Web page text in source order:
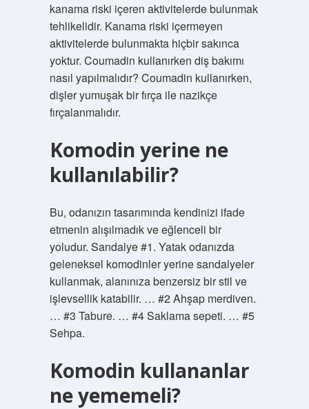
kanama riski içeren aktivitelerde bulunmak
tehlikelidir. Kanama riski içermeyen
aktivitelerde bulunmakta hiçbir sakınca
yoktur. Coumadin kullanırken diş bakımı
nasıl yapılmalıdır? Coumadin kullanırken,
dişler yumuşak bir fırça ile nazikçe
fırçalanmalıdır.
Komodin yerine ne
kullanılabilir?
Bu, odanızın tasarımında kendinizi ifade
etmenin alışılmadık ve eğlenceli bir
yoludur. Sandalye #1. Yatak odanızda
geleneksel komodinler yerine sandalyeler
kullanmak, alanınıza benzersiz bir stil ve
işlevsellik katabilir. … #2 Ahşap merdiven.
… #3 Tabure. … #4 Saklama sepeti. … #5
Sehpa.
Komodin kullananlar
ne yememeli?